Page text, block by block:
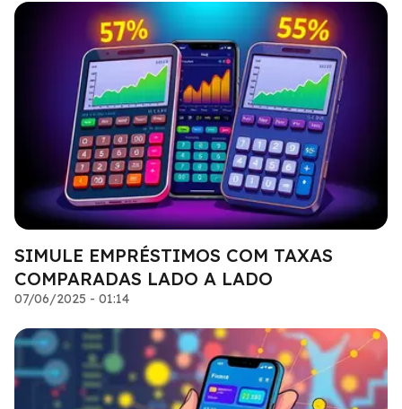
SIMULE EMPRÉSTIMOS COM TAXAS
COMPARADAS LADO A LADO
07/06/2025 - 01:14